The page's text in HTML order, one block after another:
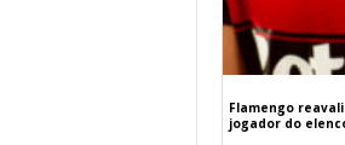
Flamengo
jogador do